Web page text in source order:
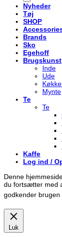
Nyheder
Tøj
SHOP
Brands
Sko
Egehoff
Brugskunst
Inde
Ude
Mynte
Te
Te
Kaffe
Log ind /
Denne
du fortsætter med
godkender brugen
Luk